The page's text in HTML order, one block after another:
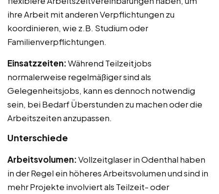
ihre Arbeit mit anderen Verpflichtungen zu
koordinieren, wie z.B. Studium oder
Familienverpflichtungen.
Einsatzzeiten:Während Teilzeitjobs
normalerweise regelmäßiger sind als
Gelegenheitsjobs, kann es dennoch notwendig
sein, bei Bedarf Überstunden zu machen oder die
Arbeitszeiten anzupassen.
Unterschiede
Arbeitsvolumen:Vollzeitglaser in Odenthal haben
in der Regel ein höheres Arbeitsvolumen und sind in
mehr Projekte involviert als Teilzeit- oder